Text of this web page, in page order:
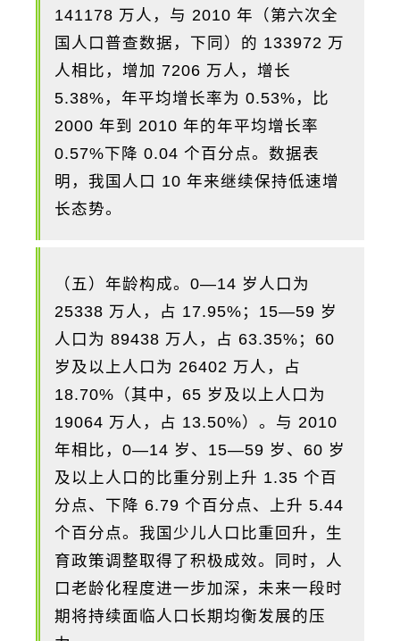
141178 万人，与 2010 年（第六次全
国人口普查数据，下同）的 133972 万
人相比，增加 7206 万人，增长
5.38%，年平均增长率为 0.53%，比
2000 年到 2010 年的年平均增长率
0.57%下降 0.04 个百分点。数据表
明，我国人口 10 年来继续保持低速增
长态势。
（五）年龄构成。0—14 岁人口为
25338 万人，占 17.95%；15—59 岁
人口为 89438 万人，占 63.35%；60
岁及以上人口为 26402 万人，占
18.70%（其中，65 岁及以上人口为
19064 万人，占 13.50%）。与 2010
年相比，0—14 岁、15—59 岁、60 岁
及以上人口的比重分别上升 1.35 个百
分点、下降 6.79 个百分点、上升 5.44
个百分点。我国少儿人口比重回升，生
育政策调整取得了积极成效。同时，人
口老龄化程度进一步加深，未来一段时
期将持续面临人口长期均衡发展的压